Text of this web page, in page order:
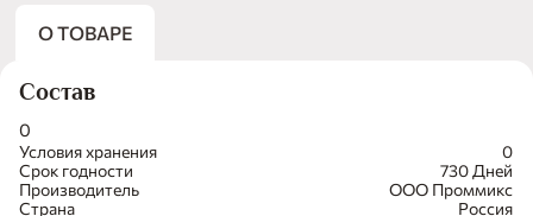
О ТОВАРЕ
Условия хранения
0
Срок годности
730 Дней
Производитель
ООО Проммикс
Страна
Россия
Состав
0